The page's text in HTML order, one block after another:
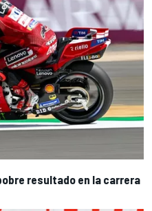
resultado en la carrera